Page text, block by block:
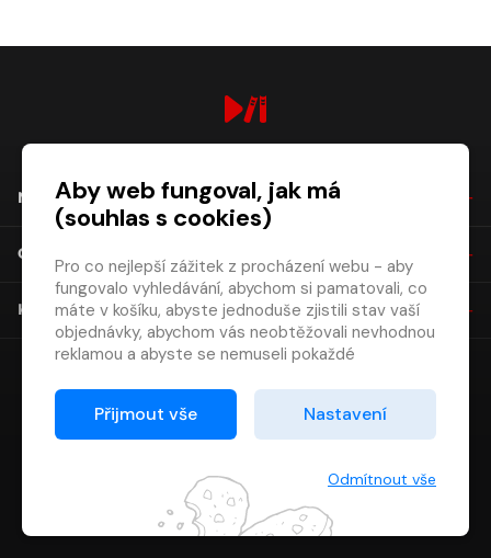
NÁKUP
O SPOLEČNOSTI
KONTAKT
Aby web fungoval, jak má
(souhlas s cookies)
Pro co nejlepší zážitek z procházení webu - aby
fungovalo vyhledávání, abychom si pamatovali, co
máte v košíku, abyste jednoduše zjistili stav vaší
objednávky, abychom vás neobtěžovali nevhodnou
reklamou a abyste se nemuseli pokaždé
Proto od vás potřebujeme souhlas se
zpracováním souborů cookies
Děkujeme, že nám ho dáte a pomůžete nám tak
Přijmout vše Nastavení
Odmítnout vše